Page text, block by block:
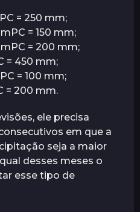
= 250 mm;
= 150 mm;
= 200 mm;
= 450 mm;
= 100 mm;
= 200 mm.
ele precisa
em que a
seja a maior
desses meses o
esse tipo de